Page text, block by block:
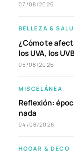
07/08/2026
BELLEZA &
¿Cómo te
los UVA, los
05/08/2026
MISCELÁNEA
Reflexión:
nada
04/08/2026
HOGAR & DECO